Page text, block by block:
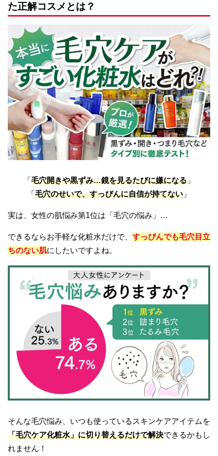
た正解コスメとは？
「 毛穴開きや黒ずみ…鏡を見るたびに嫌になる 」
「 毛穴のせいで、すっぴんに自信が持てない 」
実は、女性の肌悩み第1位は「毛穴の悩み」…
できるならお手軽な化粧水だけで、 すっぴんでも毛穴目立
ちのない肌にしたいですよね。
そんな毛穴悩み、いつも使っているスキンケアアイテムを
「毛穴ケア化粧水」に切り替えるだけで解決できるかもし
れません！